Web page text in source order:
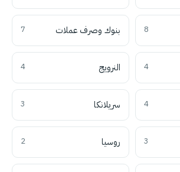
8 بنوك وصرف عملات 7
4 النرويج 4
4 سريلانكا 3
3 روسيا 2